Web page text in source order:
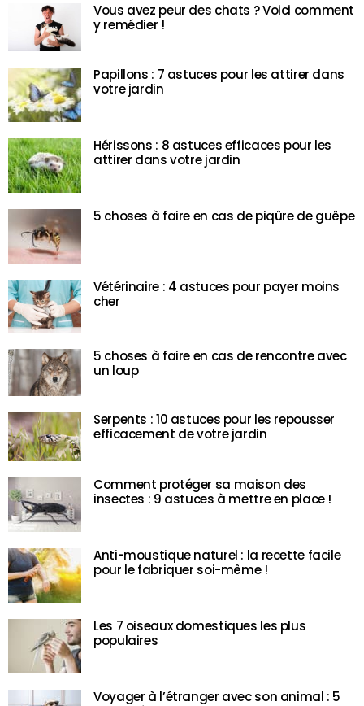
Vous avez peur des chats ? Voici comment
y remédier !
Papillons : 7 astuces pour les attirer dans
votre jardin
Hérissons : 8 astuces efficaces pour les
attirer dans votre jardin
5 choses à faire en cas de piqûre de guêpe
Vétérinaire : 4 astuces pour payer moins
cher
5 choses à faire en cas de rencontre avec
un loup
Serpents : 10 astuces pour les repousser
efficacement de votre jardin
Comment protéger sa maison des
insectes : 9 astuces à mettre en place !
Anti-moustique naturel : la recette facile
pour le fabriquer soi-même !
Les 7 oiseaux domestiques les plus
populaires
Voyager à l’étranger avec son animal : 5